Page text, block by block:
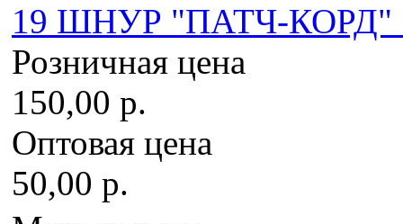
19 ШНУР "ПАТЧ-КОРД"
Розничная цена
150,00 р.
Оптовая цена
50,00 р.